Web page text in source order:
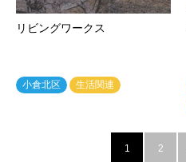
リビングワークス
小倉北区 生活関連
1 2